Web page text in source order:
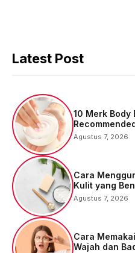
Latest Post
10 Merk Body
Recommended
Agustus 7, 2026
Cara
Kulit yang
Agustus 7, 2026
Cara
Wajah dan